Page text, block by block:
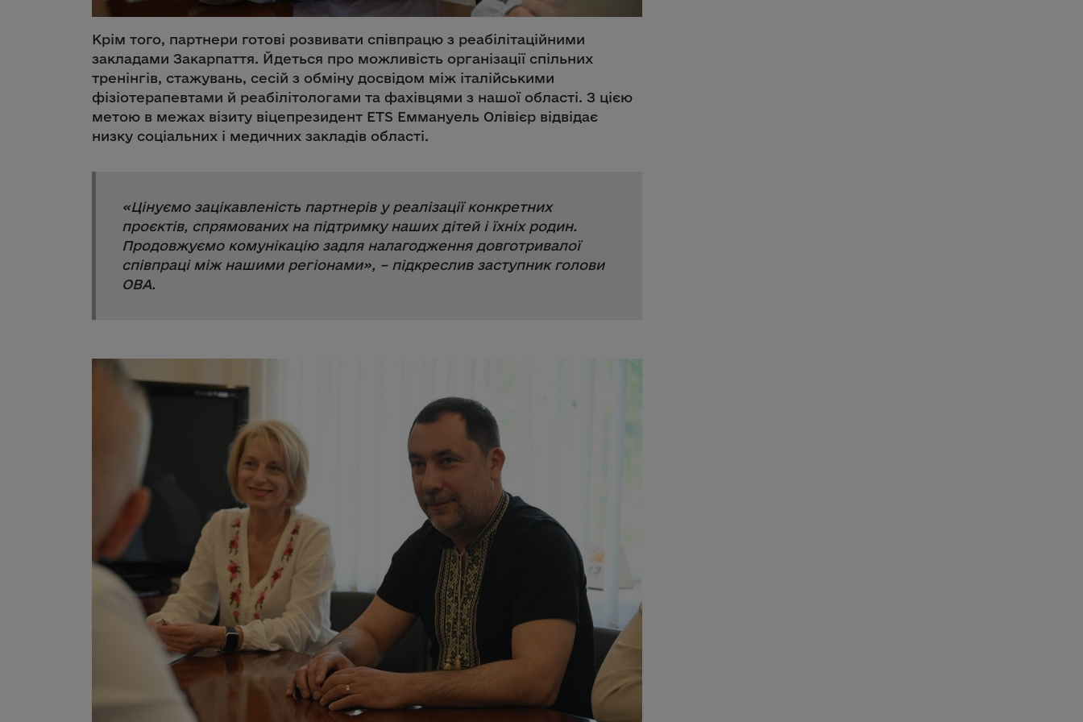
Крім того, партнери готові розвивати співпрацю з реабілітаційними
закладами Закарпаття. Йдеться про можливість організації спільних
тренінгів, стажувань, сесій з обміну досвідом між італійськими
фізіотерапевтами й реабілітологами та фахівцями з нашої області. З цією
метою в межах візиту віцепрезидент ETS Еммануель Олівієр відвідає
низку соціальних і медичних закладів області.
«Цінуємо зацікавленість партнерів у реалізації конкретних
проєктів, спрямованих на підтримку наших дітей і їхніх родин.
Продовжуємо комунікацію задля налагодження довготривалої
співпраці між нашими регіонами», – підкреслив заступник голови
ОВА.